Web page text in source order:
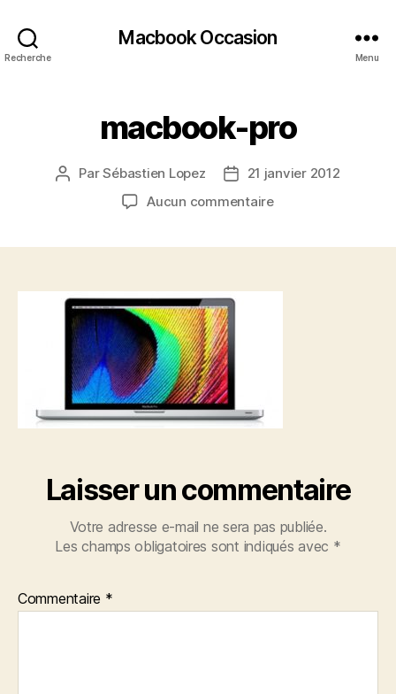
Recherche
Macbook Occasion
Menu
macbook-pro
Auteur
ParSébastien Lopez
Date21 janvier 2012
Aucun commentairesur
Laisser un commentaire
Votre adresse e-mail ne sera pas publiée.
Les champs obligatoires sont indiqués avec *
Commentaire *